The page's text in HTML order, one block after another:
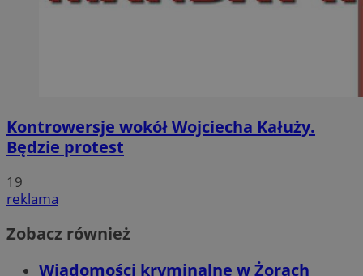
Kontrowersje wokół Wojciecha Kałuży.
Będzie protest
19
reklama
Zobacz również
Wiadomości kryminalne w Żorach